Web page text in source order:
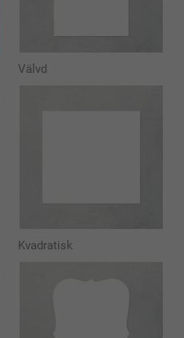
Välvd
Kvadratisk